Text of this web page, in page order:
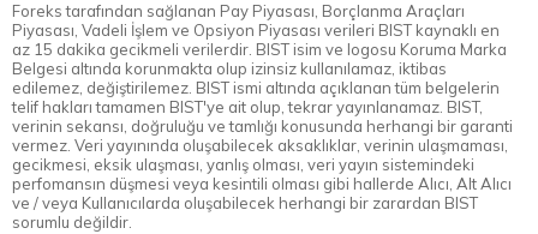
Foreks tarafından sağlanan Pay Piyasası, Borçlanma Araçları
Piyasası, Vadeli İşlem ve Opsiyon Piyasası verileri BIST kaynaklı en
az 15 dakika gecikmeli verilerdir. BIST isim ve logosu Koruma Marka
Belgesi altında korunmakta olup izinsiz kullanılamaz, iktibas
edilemez, değiştirilemez. BIST ismi altında açıklanan tüm belgelerin
telif hakları tamamen BIST'ye ait olup, tekrar yayınlanamaz. BIST,
verinin sekansı, doğruluğu ve tamlığı konusunda herhangi bir garanti
vermez. Veri yayınında oluşabilecek aksaklıklar, verinin ulaşmaması,
gecikmesi, eksik ulaşması, yanlış olması, veri yayın sistemindeki
perfomansın düşmesi veya kesintili olması gibi hallerde Alıcı, Alt Alıcı
ve / veya Kullanıcılarda oluşabilecek herhangi bir zarardan BIST
sorumlu değildir.